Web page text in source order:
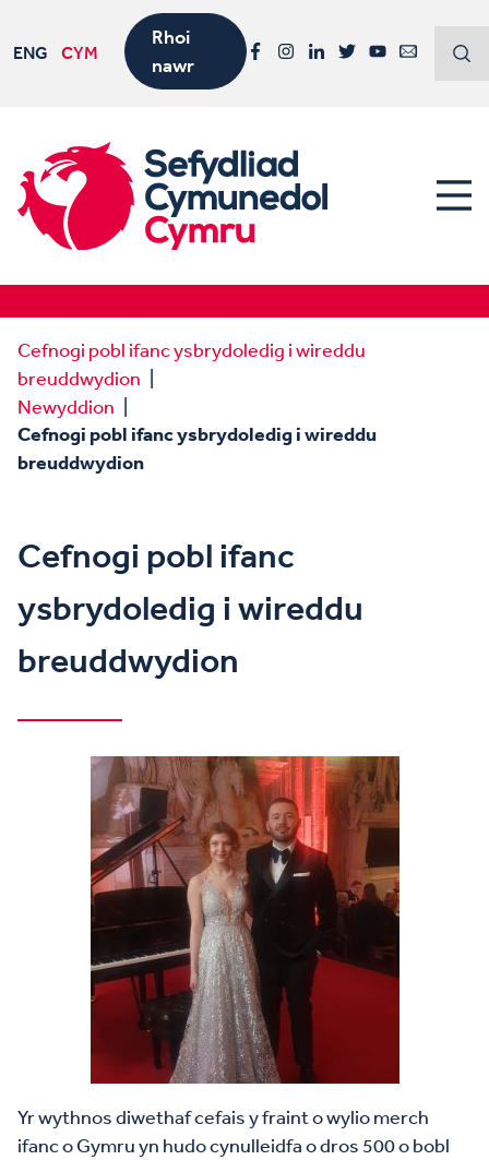
ENG CYM
Rhoi
nawr
Cefnogi pobl ifanc ysbrydoledig i wireddu
breuddwydion
Newyddion
Cefnogi pobl ifanc ysbrydoledig i wireddu
breuddwydion
Cefnogi pobl ifanc
ysbrydoledig i wireddu
breuddwydion
Yr wythnos diwethaf cefais y fraint o wylio merch
ifanc o Gymru yn hudo cynulleidfa o dros 500 o bobl